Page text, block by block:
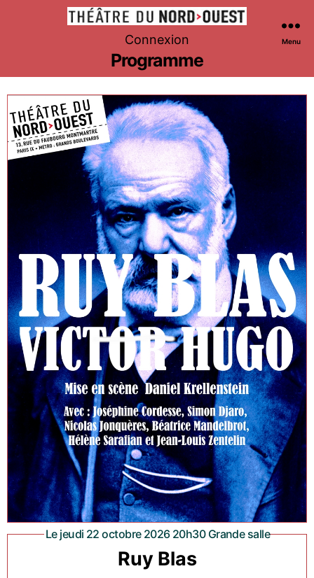
Théâtre
du
Nord-
Ouest
Connexion Menu
Programme
Le jeudi 22 octobre 2026 20h30 Grande salle
Ruy Blas